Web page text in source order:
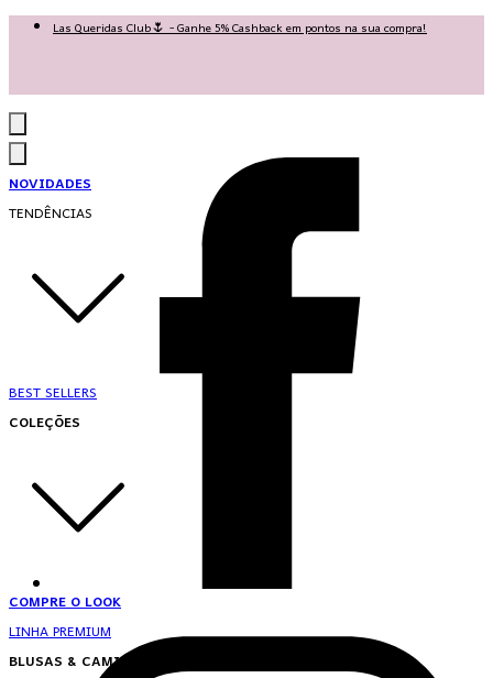
Las Queridas Club🌷 - Ganhe 5% Cashback em pontos na sua compra!
NOVIDADES
TENDÊNCIAS
BEST SELLERS
COLEÇÕES
COMPRE O LOOK
LINHA PREMIUM
BLUSAS & CAMISAS